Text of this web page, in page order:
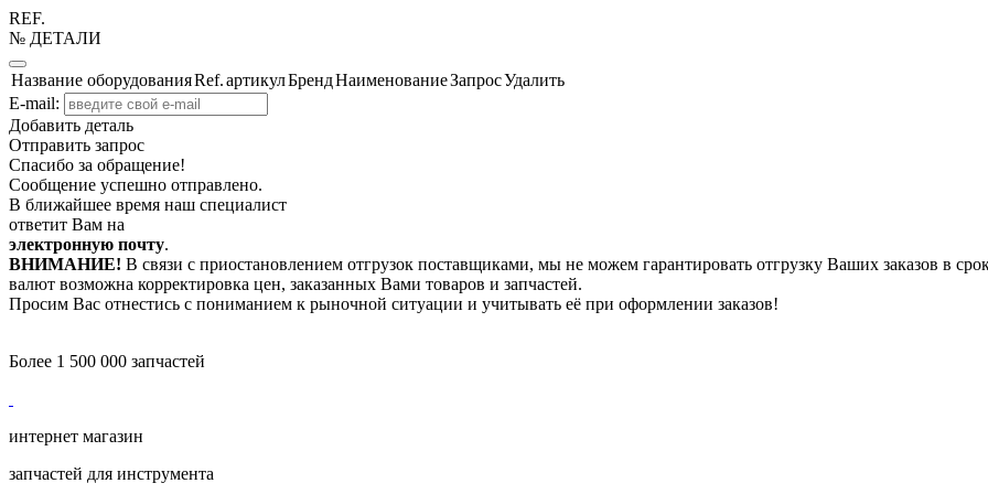
REF.
№ ДЕТАЛИ
Название оборудованияRef.артикулБрендНаименованиеЗапросУдалить
E-mail:
Добавить деталь
Отправить запрос
Спасибо за обращение!
Сообщение успешно отправлено.
В ближайшее время наш специалист
ответит Вам на
электронную почту.
ВНИМАНИЕ! В связи с приостановлением отгрузок поставщиками, мы не можем гарантировать отгрузку Ваших заказов в
валют возможна корректировка цен, заказанных Вами товаров и запчастей.
Просим Вас отнестись с пониманием к рыночной ситуации и учитывать её при оформлении заказов!
Более 1 500 000 запчастей
интернет магазин
запчастей для инструмента